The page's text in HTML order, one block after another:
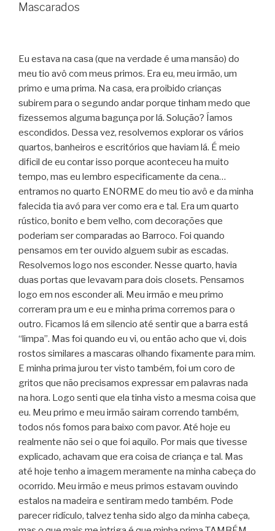
Mascarados
Eu estava na casa (que na verdade é uma mansão) do
meu tio avô com meus primos. Era eu, meu irmão, um
primo e uma prima. Na casa, era proibido crianças
subirem para o segundo andar porque tinham medo que
fizessemos alguma bagunça por lá. Solução? Íamos
escondidos. Dessa vez, resolvemos explorar os vários
quartos, banheiros e escritórios que haviam lá. É meio
dificil de eu contar isso porque aconteceu ha muito
tempo, mas eu lembro especificamente da cena…
entramos no quarto ENORME do meu tio avô e da minha
falecida tia avó para ver como era e tal. Era um quarto
rústico, bonito e bem velho, com decorações que
poderiam ser comparadas ao Barroco. Foi quando
pensamos em ter ouvido alguem subir as escadas.
Resolvemos logo nos esconder. Nesse quarto, havia
duas portas que levavam para dois closets. Pensamos
logo em nos esconder ali. Meu irmão e meu primo
correram pra um e eu e minha prima corremos para o
outro. Ficamos lá em silencio até sentir que a barra está
“limpa”. Mas foi quando eu vi, ou então acho que vi, dois
rostos similares a mascaras olhando fixamente para mim.
E minha prima jurou ter visto também, foi um coro de
gritos que não precisamos expressar em palavras nada
na hora. Logo senti que ela tinha visto a mesma coisa que
eu. Meu primo e meu irmão sairam correndo também,
todos nós fomos para baixo com pavor. Até hoje eu
realmente não sei o que foi aquilo. Por mais que tivesse
explicado, achavam que era coisa de criança e tal. Mas
até hoje tenho a imagem meramente na minha cabeça do
ocorrido. Meu irmão e meus primos estavam ouvindo
estalos na madeira e sentiram medo também. Pode
parecer ridículo, talvez tenha sido algo da minha cabeça,